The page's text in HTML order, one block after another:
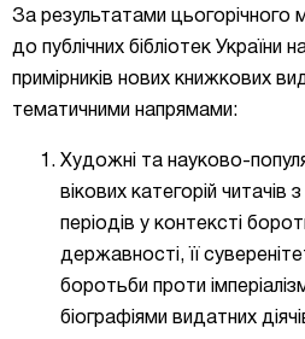
За результатами цьогорічного
до публічних бібліотек України
примірників нових книжкових
тематичними напрямами:
Художні та науково-
вікових категорій читачів з
періодів у контексті
державності, її
боротьби проти
біографіями видатних